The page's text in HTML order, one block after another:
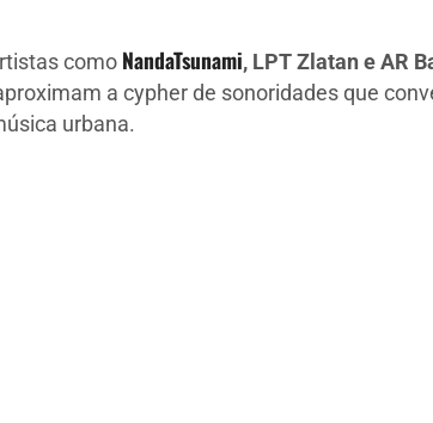
como NandaTsunami, LPT Zlatan e AR
a cypher de sonoridades que
urbana.